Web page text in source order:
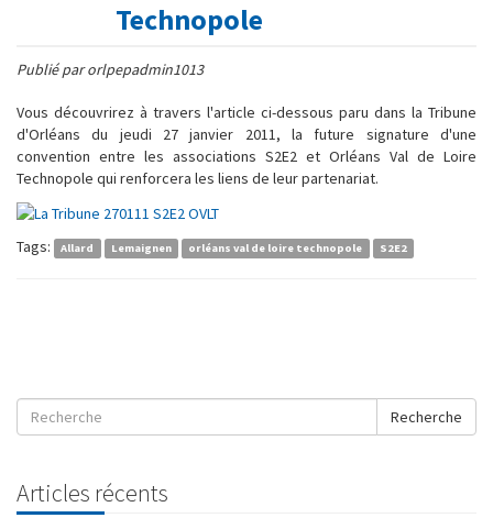
Technopole
Publié par orlpepadmin1013
Vous découvrirez à travers l'article ci-dessous paru dans la Tribune
d'Orléans du jeudi 27 janvier 2011, la future signature d'une
convention entre les associations S2E2 et Orléans Val de Loire
Technopole qui renforcera les liens de leur partenariat.
Tags: Allard Lemaignen orléans val de loire technopole S2E2
Recherche
Articles récents